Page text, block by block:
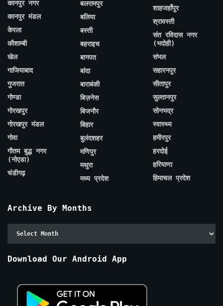
कानपुर नगर
कानपुर मंडल
केरला
कौशाम्बी
खेल
गाजियाबाद
गुजरात
गोण्डा
गोरखपुर
गोरखपुर मंडल
गोवा
गौतम बुद्ध नगर
(नोएडा)
चंडीगढ़
बलरामपुर
बलिया
बस्ती
बहराइच
बागपत
बांदा
बाराबंकी
बिज़नेस
बिजनौर
बिहार
बुलंदशहर
मणिपुर
मथुरा
मध्य प्रदेश
शाहजहाँपुर
श्रावस्ती
संत रविदास नगर
(भदोही)
संभल
सहारनपुर
सीतापुर
सुल्तानपुर
सोनभद्र
स्वास्थ्य
हमीरपुर
हरदोई
हरियाणा
हिमाचल प्रदेश
Archive By Months
Download Our Android App